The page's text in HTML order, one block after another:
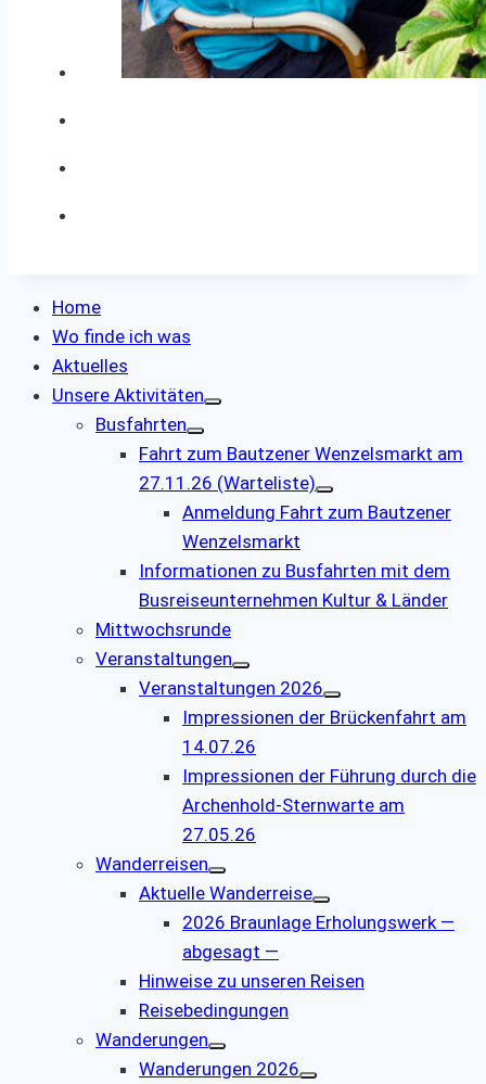
Home
Wo finde ich was
Aktuelles
Unsere Aktivitäten
Busfahrten
Fahrt zum Bautzener Wenzelsmarkt am
27.11.26 (Warteliste)
Anmeldung Fahrt zum Bautzener
Wenzelsmarkt
Informationen zu Busfahrten mit dem
Busreiseunternehmen Kultur & Länder
Mittwochsrunde
Veranstaltungen
Veranstaltungen 2026
Impressionen der Brückenfahrt am
14.07.26
Impressionen der Führung durch die
Archenhold-Sternwarte am
27.05.26
Wanderreisen
Aktuelle Wanderreise
2026 Braunlage Erholungswerk —
abgesagt —
Hinweise zu unseren Reisen
Reisebedingungen
Wanderungen
Wanderungen 2026